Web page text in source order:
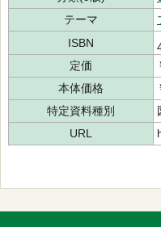
テーマ
ISBN
定価
本体価格
特定資料種別
URL